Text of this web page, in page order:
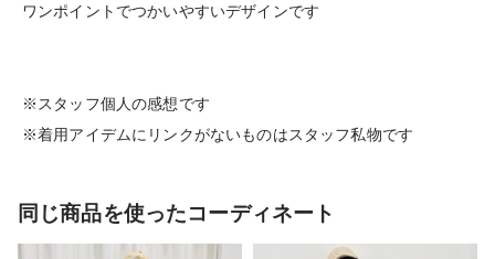
ワンポイントでつかいやすいデザインです
※スタッフ個人の感想です
※着用アイデムにリンクがないものはスタッフ私物です
同じ商品を使ったコーディネート